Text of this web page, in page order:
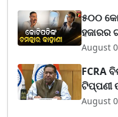
୫୦୦
ହଜାରର
August
FCRA
ଟିପ୍ପଣୀ
August